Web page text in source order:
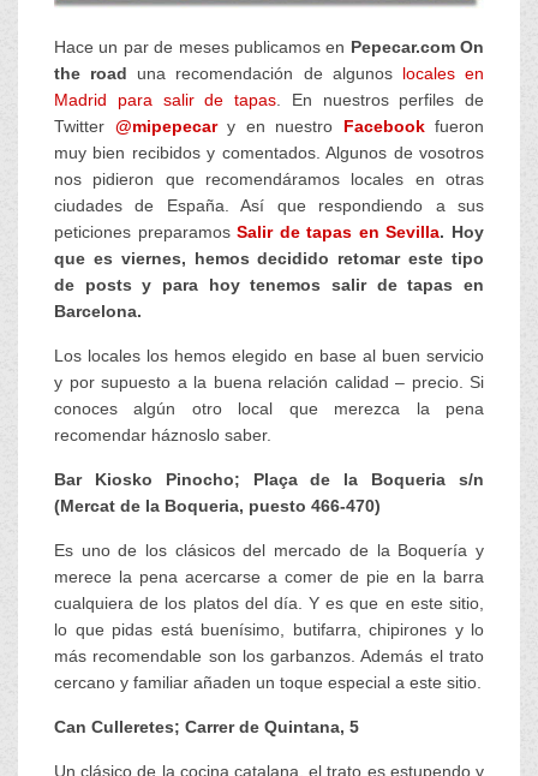
Hace un par de meses publicamos en Pepecar.com On
the road una recomendación de algunoslocales en
Madrid para salir de tapas . En nuestros perfiles de
Twitter @mipepecary en nuestro Facebookfueron
muy bien recibidos y comentados. Algunos de vosotros
nos pidieron que recomendáramos locales en otras
ciudades de España. Así que respondiendo a sus
peticiones preparamosSalir de tapas en Sevilla. Hoy
que es viernes, hemos decidido retomar este tipo
de posts y para hoy tenemos salir de tapas en
Barcelona.
Los locales los hemos elegido en base al buen servicio
y por supuesto a la buena relación calidad – precio. Si
conoces algún otro local que merezca la pena
recomendar háznoslo saber.
Bar Kiosko Pinocho; Plaça de la Boqueria s/n
(Mercat de la Boqueria, puesto 466-470)
Es uno de los clásicos del mercado de la Boquería y
merece la pena acercarse a comer de pie en la barra
cualquiera de los platos del día. Y es que en este sitio,
lo que pidas está buenísimo, butifarra, chipirones y lo
más recomendable son los garbanzos. Además el trato
cercano y familiar añaden un toque especial a este sitio.
Can Culleretes; Carrer de Quintana, 5
Un clásico de la cocina catalana, el trato es estupendo y